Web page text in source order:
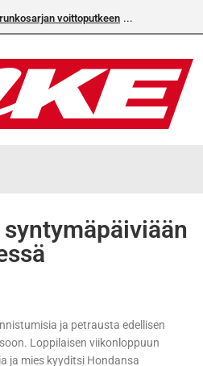
voittoputkeen
ja petrausta edellisen
Loppilaisen viikonloppuun
ja mies kyyditsi Hondansa